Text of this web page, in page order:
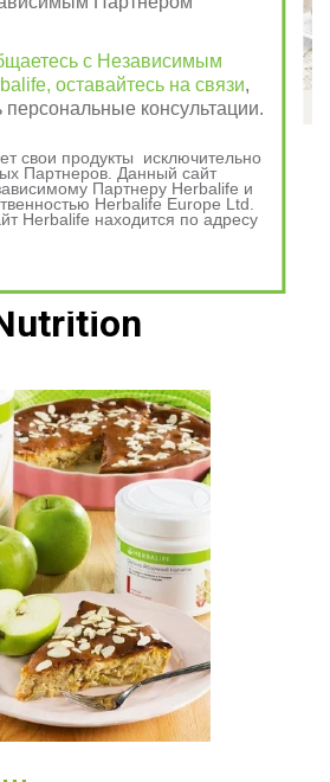
Гербалайф
с Независимым
оставайтесь на связи,
персональные консультации.
свои продукты исключительно
Партнеров. Данный сайт
Партнеру Herbalife и
Herbalife Europe Ltd.
Herbalife находится по адресу